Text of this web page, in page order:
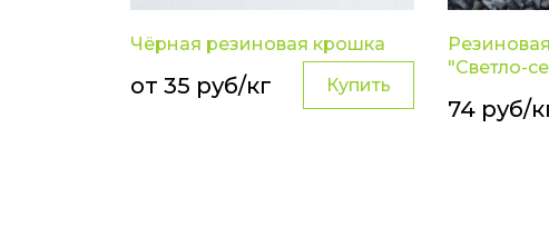
Чёрная резиновая крошка
от 35 руб/кг Купить
"Светло-
74 руб/